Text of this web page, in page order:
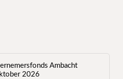
Ambacht
2026